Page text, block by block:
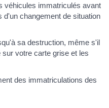
véhicules immatriculés avant
d'un changement de situation
sa destruction, même s'il
votre carte grise et les
des immatriculations des